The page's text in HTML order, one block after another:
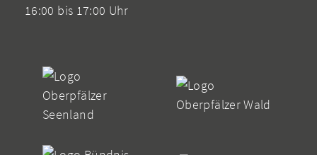
16:00 bis 17:00 Uhr